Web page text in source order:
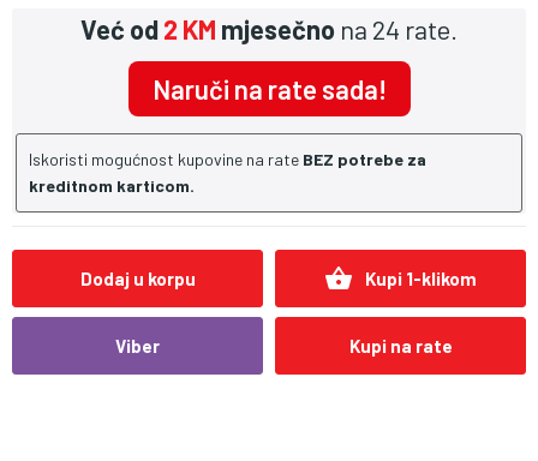
Već od2 KM mjesečno na 24 rate.
Naruči na rate sada!
Iskoristi mogućnost kupovine na rate BEZ potrebe za
kreditnom karticom.
Dodaj u korpu shopping_basket Kupi 1-klikom
Viber Kupi na rate